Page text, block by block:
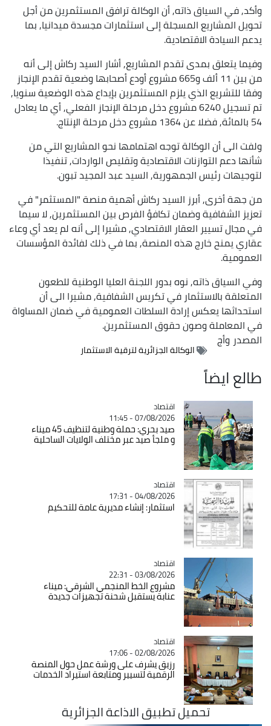
وأكد, في السياق ذاته, أن الوكالة ترافق المستثمرين من أجل
تحويل المشاريع المسجلة إلى استثمارات مجسدة ميدانيا, بما
يدعم السيادة الاقتصادية.
وفيما يتعلق بمدى تقدم المشاريع, أشار السيد ركاش إلى أنه
من بين 11 ألف و665 مشروع أودع أصحابها وضعية تقدم الإنجاز
وفقا للتشريع الذي يلزم المستثمرين بإيداع هذه الوضعية سنويا,
تم تسجيل 6240 مشروع دخل مرحلة الإنجاز الفعلي, أي ما يعادل
54 بالمائة, فضلا عن 1364 مشروع دخل مرحلة الإنتاج.
ولفت الى أن الوكالة توجه اهتمامها نحو المشاريع التي من
شأنها دعم التوازنات الاقتصادية وتقليص الواردات, تنفيذا
لتوجيهات رئيس الجمهورية, السيد عبد المجيد تبون.
من جهة أخرى, أبرز السيد ركاش أهمية منصة "المستثمر" في
تعزيز الشفافية وضمان تكافؤ الفرص بين المستثمرين, لا سيما
في مجال تسيير العقار الاقتصادي, مشيرا إلى أنه لم يعد أي وعاء
عقاري يمنح خارج هذه المنصة, بما في ذلك لفائدة المؤسسات
العمومية.
وفي السياق ذاته, نوه بدور اللجنة العليا الوطنية للطعون
المتعلقة بالاستثمار في تكريس الشفافية, مشيرا الى أن
استحداثها يعكس إرادة السلطات العمومية في ضمان المساواة
في المعاملة وصون حقوق المستثمرين.
المصدروأج
الوكالة الجزائرية لترقية الاستثمار
طالع ايضاً
Catégorie
اقتصاد
07/08/2026 - 11:45
صيد بحري: حملة وطنية لتنظيف 45 ميناء
و ملجأ صيد عبر مختلف الولايات الساحلية
Catégorie
اقتصاد
04/08/2026 - 17:31
استثمار: إنشاء مديرية عامة للتحكيم
Catégorie
اقتصاد
03/08/2026 - 22:31
مشروع الخط المنجمي الشرقي: ميناء
عنابة يستقبل شحنة تجهيزات جديدة
Catégorie
اقتصاد
02/08/2026 - 17:06
رزيق يشرف على ورشة عمل حول المنصة
الرقمية لتسيير ومتابعة استيراد الخدمات
تحميل تطبيق الاذاعة الجزائرية